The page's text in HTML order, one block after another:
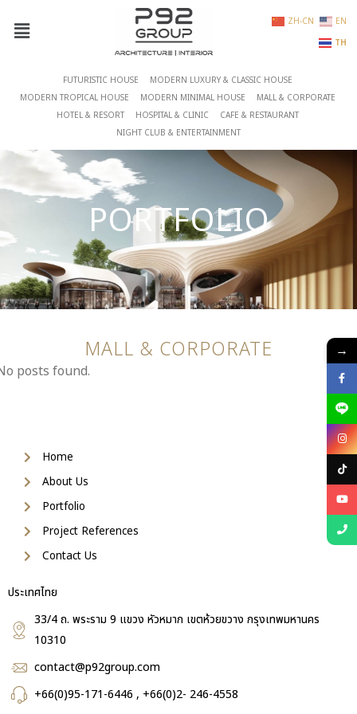
ZH-CN
EN
TH
FUTURISTIC HOUSE
MODERN LUXURY & CLASSIC HOUSE
MODERN TROPICAL HOUSE
MODERN MINIMAL HOUSE
MALL & CORPORATE
HOTEL & RESORT
HOSPITAL & CLINIC
CAFE & RESTAURANT
NIGHT CLUB & ENTERTAINMENT
PORTFOLIO
MALL & CORPORATE
posts found.
Home
About Us
Portfolio
Project References
Contact Us
ประเทศไทย
33/4 ถ. พระราม 9 แขวง หัวหมาก เขตห้วยขวาง กรุงเทพมหานคร
10310
contact@p92group.com
+66(0)95-171-6446 , +66(0)2- 246-4558
→